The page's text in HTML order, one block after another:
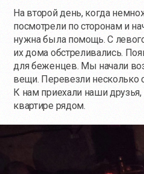
На второй день, когда
посмотрели по сторонам и
нужна была помощь. С
их дома обстреливались.
для беженцев. Мы начали
вещи. Перевезли несколько
К нам приехали наши
квартире рядом.